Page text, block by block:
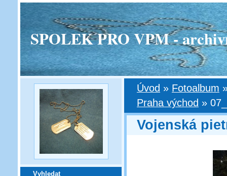
SPOLEK PRO VPM -
Vyhledat
Úvod » Fotoalbum
Praha východ »
Vojenská